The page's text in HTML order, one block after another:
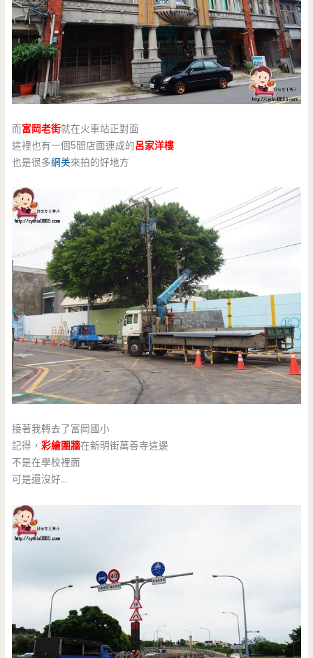
而富岡老街就在火車站正對面
這裡也有一個5間店面連成的呂家洋樓
也是很多網美來拍的好地方
接著我轉去了富岡國小
記得，彩繪圍牆在新明街萬善寺這邊
不是在學校裡面
可是還沒好…